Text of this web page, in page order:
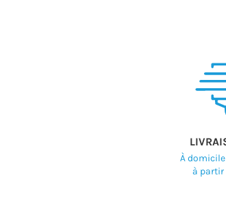
À
à partir